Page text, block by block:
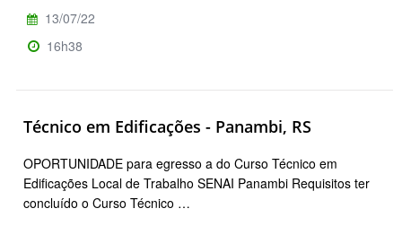
13/07/22
16h38
Técnico em Edificações - Panambi, RS
OPORTUNIDADE para egresso a do Curso Técnico em
Edificações Local de Trabalho SENAI Panambi Requisitos ter
concluído o Curso Técnico …